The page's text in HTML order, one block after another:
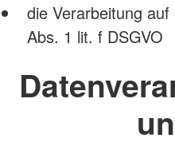
die Verarbeitung
Abs. 1 lit. f DSGVO